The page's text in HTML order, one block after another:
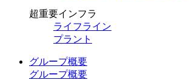
超重要インフラ
ライフライン
プラント
グループ概要
グループ概要